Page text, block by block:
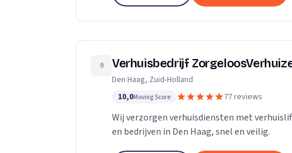
9 Verhuisbedrijf
Den Haag, Zuid-Holland
10,0Moving Score 77 reviews
Wij verzorgen verhuisdiensten met
en bedrijven in Den Haag, snel en veilig.